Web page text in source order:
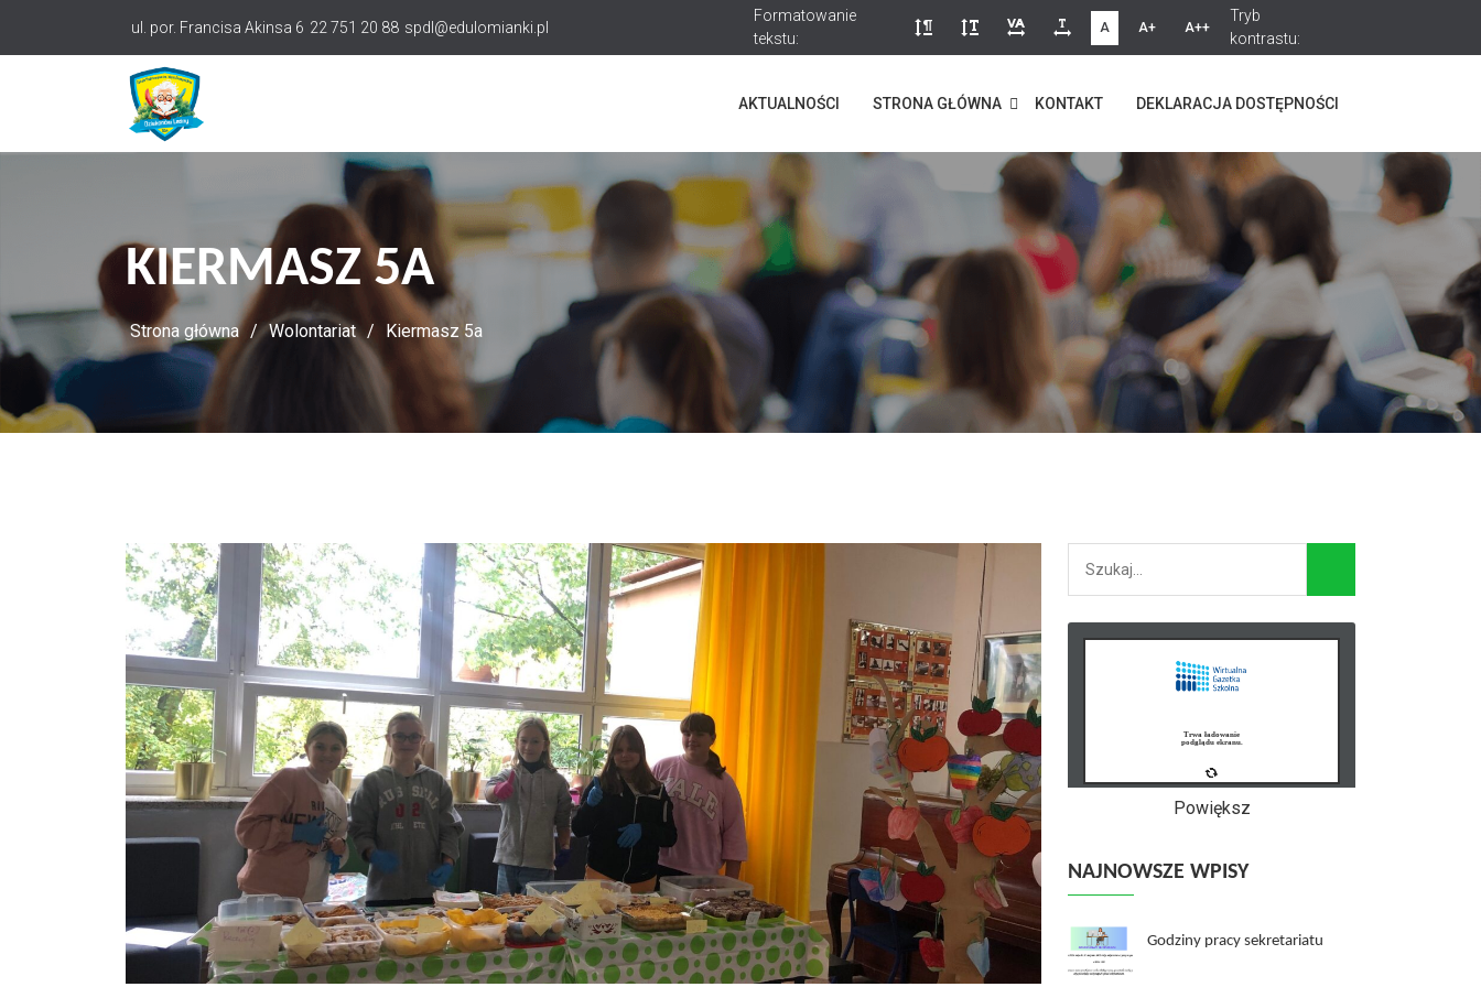
ul. por. Francisa Akinsa 6 22 751 20 88 spdl@edulomianki.pl
Formatowanie
tekstu:
A A+ A++
Tryb
kontrastu:
AKTUALNOŚCI STRONA GŁÓWNA KONTAKT DEKLARACJA DOSTĘPNOŚCI
KIERMASZ 5A
Strona główna Wolontariat Kiermasz 5a
Powiększ
NAJNOWSZE WPISY
Godziny pracy sekretariatu